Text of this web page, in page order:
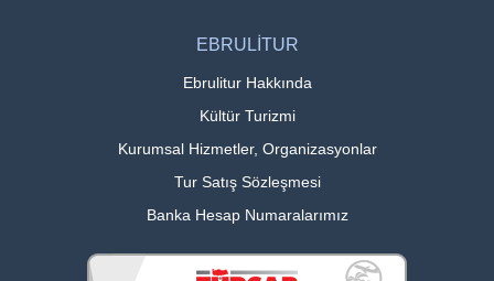
EBRULİTUR
Ebrulitur Hakkında
Kültür Turizmi
Kurumsal Hizmetler, Organizasyonlar
Tur Satış Sözleşmesi
Banka Hesap Numaralarımız